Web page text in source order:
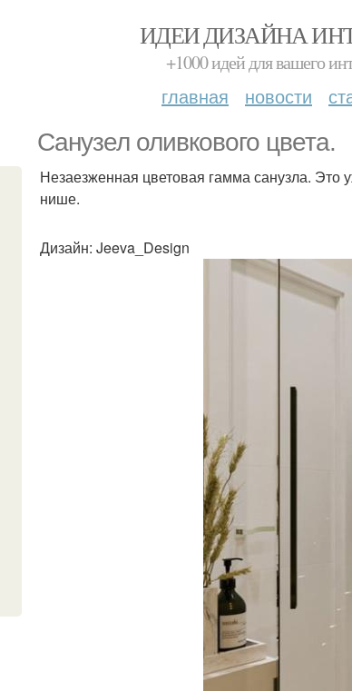
ИДЕИ ДИЗАЙНА
+1000 идей для вашего
главная новости
Санузел оливкового цвета.
Незаезженная цветовая гамма санузла. Это
нише.
Дизайн: Jeeva_Design